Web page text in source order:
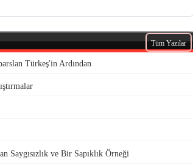
Tüm Yazılar
Türkeş'in Ardından
Saygısızlık ve Bir Sapıklık Örneği